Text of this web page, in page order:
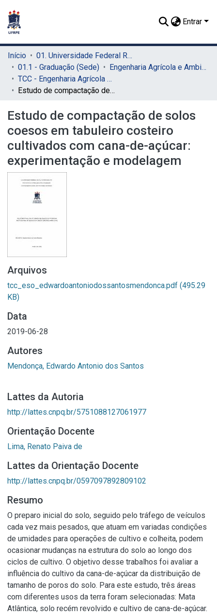
Entrar
Início
01. Universidade Federal Rural de Pernambuco - UFRPE (Sede)
01.1 - Graduação (Sede)
Engenharia Agrícola e Ambiental (Sede)
TCC - Engenharia Agrícola e Ambiental (Sede)
Estudo de compactação de solos coesos em tabuleiro costeiro cultivados com cana-de-açúcar: experimentação e modelagem
Estudo de compactação de solos
coesos em tabuleiro costeiro
cultivados com cana-de-açúcar:
experimentação e modelagem
Arquivos
tcc_eso_edwardoantoniodossantosmendonca.pdf (495.29
KB)
Data
2019-06-28
Autores
Mendonça, Edwardo Antonio dos Santos
Lattes da Autoria
http://lattes.cnpq.br/5751088127061977
Orientação Docente
Lima, Renato Paiva de
Lattes da Orientação Docente
http://lattes.cnpq.br/0597097892809102
Resumo
O preparo inicial do solo, seguido pelo tráfego de veículos
cada vez mais pesados, que atuam em variadas condições
de umidades para operações de cultivo e colheita, podem
ocasionar mudanças na estrutura do solo ao longo dos
ciclos de cultivo. O objetivo desse trabalhos foi avaliar a
influência do cultivo da cana-de-açúcar da distribuição de
tamanho de poros do solo. Para este estudo, três áreas
com diferentes usos da terra foram selecionadas: Mata
Atlântica, solo recém revolvido e cultivo de cana-de-açúcar.